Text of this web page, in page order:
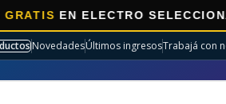
ELECTRO SELECCIONADOS!
NovedadesÚltimos ingresosTrabajá con